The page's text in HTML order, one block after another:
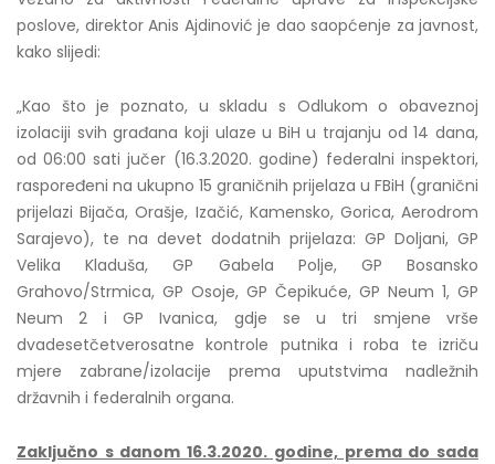
poslove, direktor Anis Ajdinović je dao saopćenje za javnost,
kako slijedi:
„Kao što je poznato, u skladu s Odlukom o obaveznoj
izolaciji svih građana koji ulaze u BiH u trajanju od 14 dana,
od 06:00 sati jučer (16.3.2020. godine) federalni inspektori,
raspoređeni na ukupno 15 graničnih prijelaza u FBiH (granični
prijelazi Bijača, Orašje, Izačić, Kamensko, Gorica, Aerodrom
Sarajevo), te na devet dodatnih prijelaza: GP Doljani, GP
Velika Kladuša, GP Gabela Polje, GP Bosansko
Grahovo/Strmica, GP Osoje, GP Čepikuće, GP Neum 1, GP
Neum 2 i GP Ivanica, gdje se u tri smjene vrše
dvadesetčetverosatne kontrole putnika i roba te izriču
mjere zabrane/izolacije prema uputstvima nadležnih
državnih i federalnih organa.
Zaključno s danom 16.3.2020. godine, prema do sada